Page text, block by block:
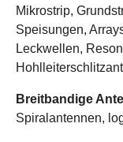
Mikrostrip,
Speisungen,
Leckwellen,
Breitbandige
Spiralantennen,